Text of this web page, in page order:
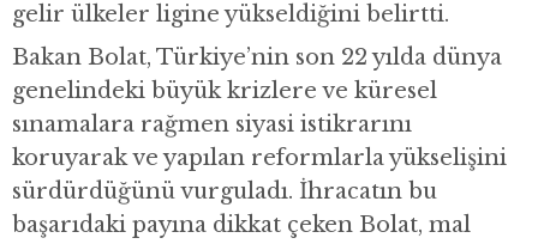
gelir ülkeler ligine yükseldiğini belirtti.
Bakan Bolat, Türkiye’nin son 22 yılda dünya
genelindeki büyük krizlere ve küresel
sınamalara rağmen siyasi istikrarını
koruyarak ve yapılan reformlarla yükselişini
sürdürdüğünü vurguladı. İhracatın bu
başarıdaki payına dikkat çeken Bolat, mal